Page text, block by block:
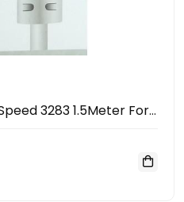
MICRO USB Cable High Speed 3283 1.5Meter For Samsung ....